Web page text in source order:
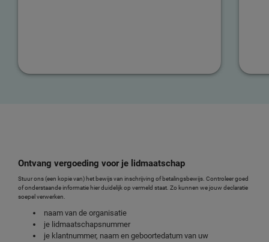
Ontvang vergoeding voor je lidmaatschap
Stuur ons (een kopie van) het bewijs van inschrijving of betalingsbewijs. Controleer goed
of onderstaande informatie hier duidelijk op vermeld staat. Zo kunnen we jouw declaratie
soepel verwerken.
naam van de organisatie
je lidmaatschapsnummer
je klantnummer, naam en geboortedatum van uw